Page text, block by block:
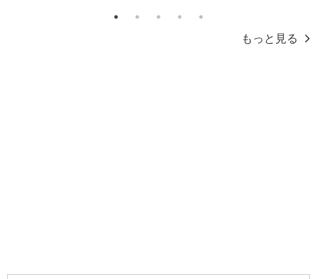
お申込みの際は 「商品情報」に記載されている「注意事項」を
1 2 3 4 5
もっと見る